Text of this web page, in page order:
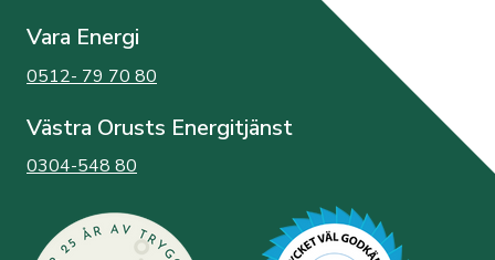
Vara Energi
0512- 79 70 80
Västra Orusts Energitjänst
0304-548 80